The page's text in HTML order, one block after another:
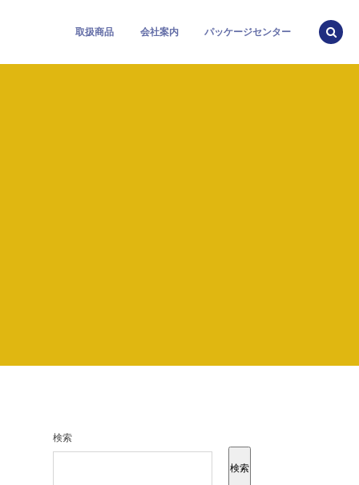
取扱商品 会社案内 パッケージセンター
検索
検索